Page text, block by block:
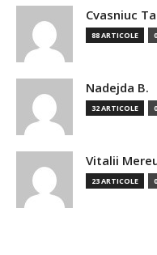
Cvasniuc
88 ARTICOLE
Nadejda B.
32 ARTICOLE
Vitalii
23 ARTICOLE